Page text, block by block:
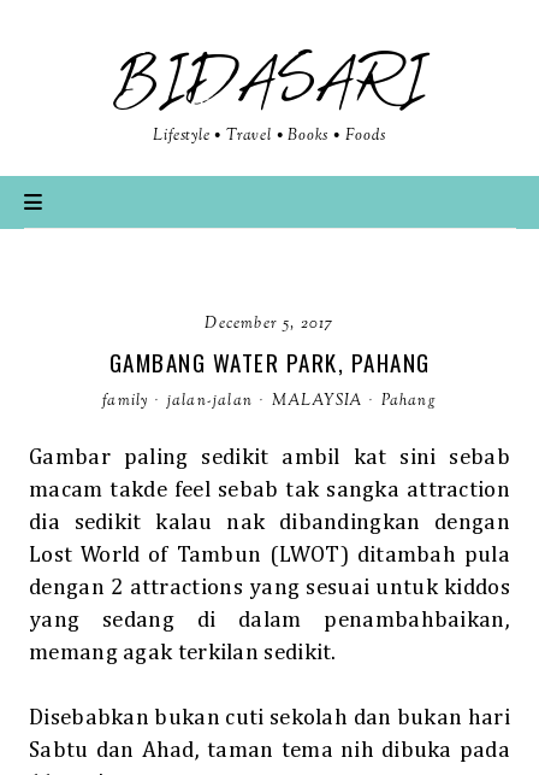
BIDASARI
Lifestyle • Travel • Books • Foods
December 5, 2017
GAMBANG WATER PARK, PAHANG
family · jalan-jalan · MALAYSIA · Pahang
Gambar paling sedikit ambil kat sini sebab
macam takde feel sebab tak sangka attraction
dia sedikit kalau nak dibandingkan dengan
Lost World of Tambun (LWOT) ditambah pula
dengan 2 attractions yang sesuai untuk kiddos
yang sedang di dalam penambahbaikan,
memang agak terkilan sedikit.
Disebabkan bukan cuti sekolah dan bukan hari
Sabtu dan Ahad, taman tema nih dibuka pada